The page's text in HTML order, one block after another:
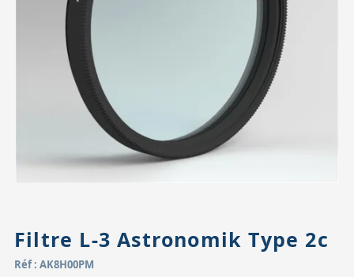
Accessoires pour montures
Têtes
Pièces détachées
Filtre L-3 Astronomik Type 2c
Réf : AK8H00PM